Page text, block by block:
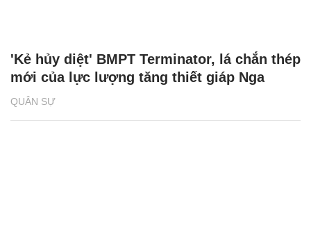
QUÂN SỰ
'Kẻ hủy diệt' BMPT Terminator, lá chắn thép
mới của lực lượng tăng thiết giáp Nga